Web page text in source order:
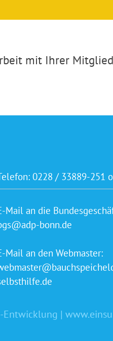
mit Ihrer
0228 / 33889-251
Mail an die
bonn.de
Mail an den Webmaster:
Entwicklung |